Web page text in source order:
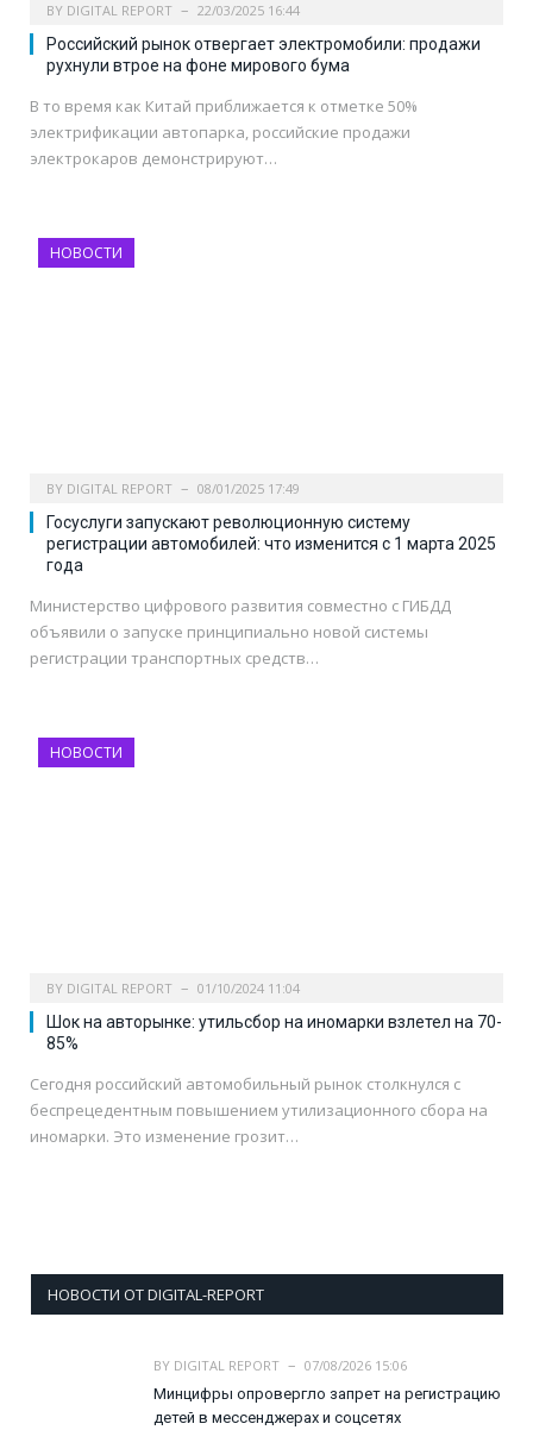
BY DIGITAL REPORT 22/03/2025 16:44
Российский рынок отвергает электромобили: продажи
рухнули втрое на фоне мирового бума
В то время как Китай приближается к отметке 50%
электрификации автопарка, российские продажи
электрокаров демонстрируют…
НОВОСТИ
BY DIGITAL REPORT 08/01/2025 17:49
Госуслуги запускают революционную систему
регистрации автомобилей: что изменится с 1 марта 2025
года
Министерство цифрового развития совместно с ГИБДД
объявили о запуске принципиально новой системы
регистрации транспортных средств…
НОВОСТИ
BY DIGITAL REPORT 01/10/2024 11:04
Шок на авторынке: утильсбор на иномарки взлетел на 70-
85%
Сегодня российский автомобильный рынок столкнулся с
беспрецедентным повышением утилизационного сбора на
иномарки. Это изменение грозит…
НОВОСТИ ОТ DIGITAL-REPORT
BY DIGITAL REPORT
07/08/2026 15:06
Минцифры опровергло запрет на регистрацию
детей в мессенджерах и соцсетях